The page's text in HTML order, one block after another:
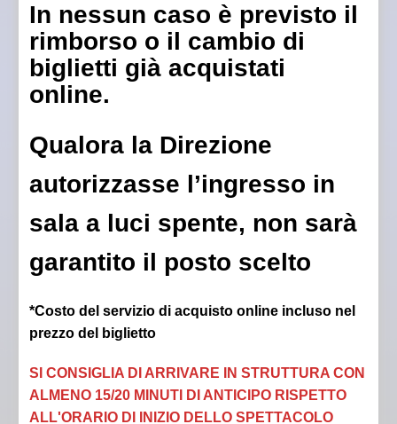
In nessun caso è previsto il
rimborso o il cambio di
biglietti già acquistati
online.
Qualora la Direzione
autorizzasse l’ingresso in
sala a luci spente, non sarà
garantito il posto scelto
*Costo del servizio di acquisto online incluso nel
prezzo del biglietto
SI CONSIGLIA DI ARRIVARE IN STRUTTURA CON
ALMENO 15/20 MINUTI DI ANTICIPO RISPETTO
ALL'ORARIO DI INIZIO DELLO SPETTACOLO